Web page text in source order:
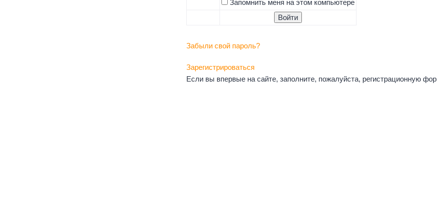
Запомнить меня на этом компьютере
Забыли свой пароль?
Зарегистрироваться
Если вы впервые на сайте, заполните, пожалуйста, регистрационную